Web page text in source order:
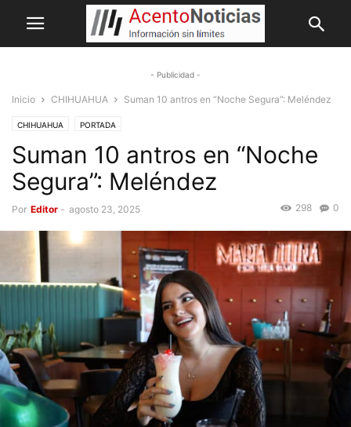
- Publicidad -
Inicio CHIHUAHUA Suman 10 antros en “Noche Segura”: Meléndez
CHIHUAHUA PORTADA
Suman 10 antros en “Noche
Segura”: Meléndez
Por Editor - agosto 23, 2025 0
298